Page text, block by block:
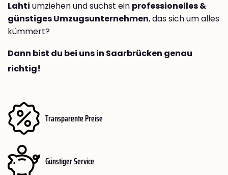
Lahti umziehen und suchst ein professionelles &
günstiges Umzugsunternehmen, das sich um alles
kümmert?
Dann bist du bei uns in Saarbrücken genau
richtig!
Transparente Preise
Günstiger Service